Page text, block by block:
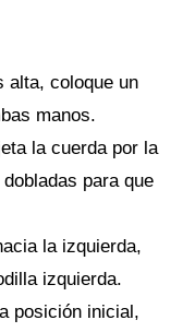
alta, coloque un
manos.
la cuerda por la
para que
la izquierda,
izquierda.
posición inicial,